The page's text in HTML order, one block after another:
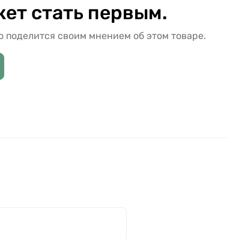
стать первым.
поделится своим мнением об этом товаре.